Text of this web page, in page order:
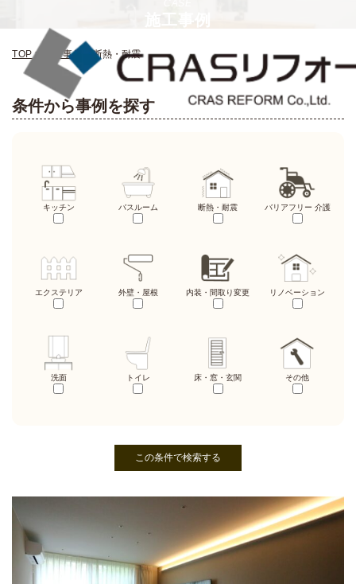
施工事例
TOP> 施工事例 断熱・耐震
条件から事例を探す
キッチン バスルーム 断熱・耐震 バリアフリー 介護
エクステリア 外壁・屋根 内装・間取り変更 リノベーション
洗面 トイレ 床・窓・玄関 その他